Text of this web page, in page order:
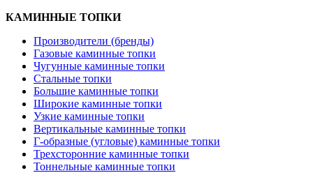
КАМИННЫЕ ТОПКИ
Производители (бренды)
Газовые каминные топки
Чугунные каминные топки
Стальные топки
Большие каминные топки
Широкие каминные топки
Узкие каминные топки
Вертикальные каминные топки
Г-образные (угловые) каминные топки
Трехсторонние каминные топки
Тоннельные каминные топки